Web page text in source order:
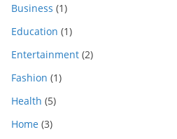
Business (1)
Education (1)
Entertainment (2)
Fashion (1)
Health (5)
Home (3)